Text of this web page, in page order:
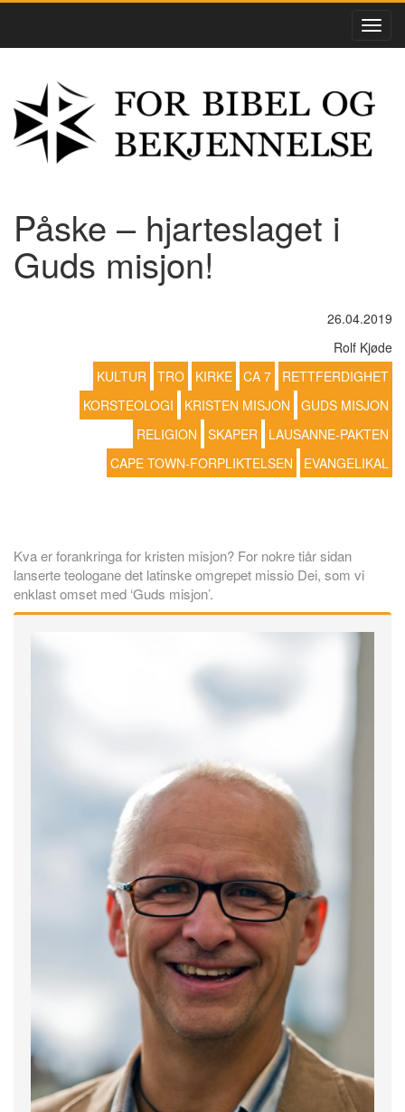
Påske – hjarteslaget i
Guds misjon!
26.04.2019
Rolf Kjøde
KULTUR TRO KIRKE CA 7
RETTFERDIGHET
KORSTEOLOGI
KRISTEN MISJON
GUDS MISJON
RELIGION
SKAPER
LAUSANNE-PAKTEN
CAPE TOWN-FORPLIKTELSEN
EVANGELIKAL
Kva er forankringa for kristen misjon? For nokre tiår sidan
lanserte teologane det latinske omgrepet missio Dei, som vi
enklast omset med ‘Guds misjon’.